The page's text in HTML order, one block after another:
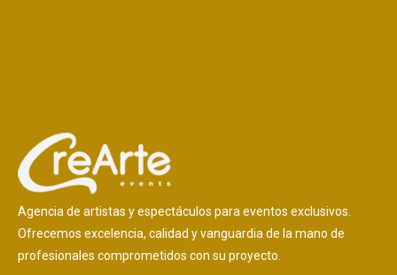
Agencia de artistas y espectáculos para eventos exclusivos.
Ofrecemos excelencia, calidad y vanguardia de la mano de
profesionales comprometidos con su proyecto.